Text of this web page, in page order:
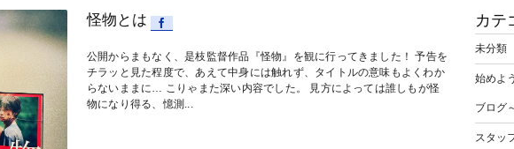
怪物とは
公開からまもなく、是枝監督作品『怪物』を観に行ってきました！ 予告を
チラッと見た程度で、あえて中身には触れず、タイトルの意味もよくわか
らないままに… こりゃまた深い内容でした。 見方によっては誰しもが怪
物になり得る、憶測...
カテ
未分類
始めよ
ブログ
スタッ